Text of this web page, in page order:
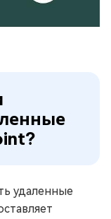
удаленные